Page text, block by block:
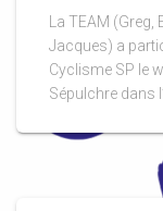
La TEAM (Greg,
Jacques) a
Cyclisme SP le
Sépulchre dans